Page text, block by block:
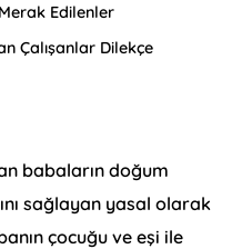
Edilenler
Çalışanlar Dilekçe
babaların doğum
sağlayan yasal olarak
çocuğu ve eşi ile